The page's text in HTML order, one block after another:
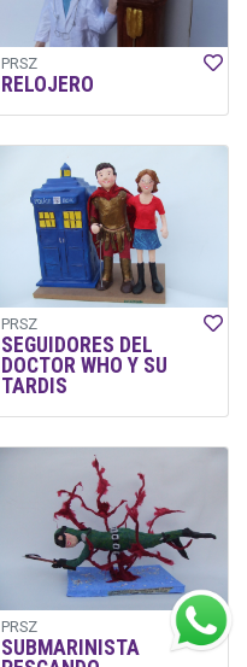
PRSZ
RELOJERO
PRSZ
SEGUIDORES DEL
DOCTOR WHO Y SU
TARDIS
PRSZ
SUBMARINISTA